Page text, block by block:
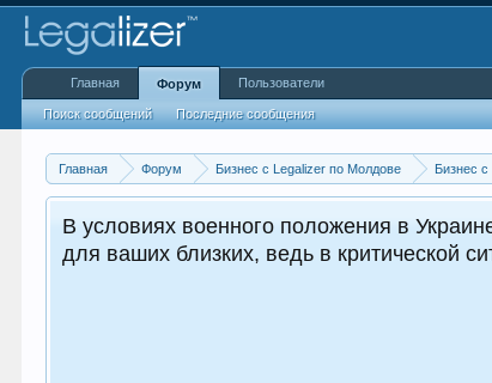
Главная Форум Бизнес с Legalizer по Молдове Бизнес
В условиях военного положения в
для ваших близких, ведь в критической
Главная Форум
Поиск сообщений Последние сообщения
Пользователи